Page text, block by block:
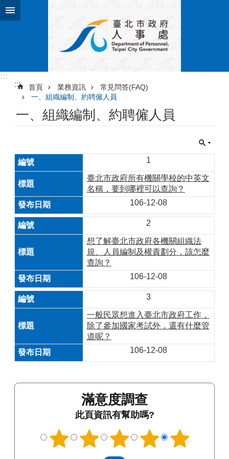
跳到主要內容區塊
:::
:::
首頁 業務資訊
常見問答(FAQ)
一、組織編制、約聘僱人員
一、組織編制、約聘僱人員
1
臺北市政府所有機關學校的中英文
名稱，要到哪裡可以查詢？
106-12-08
2
想了解臺北市政府各機關組織法
規、人員編制及權責劃分，該怎麼
查詢？
106-12-08
3
一般民眾想進入臺北市政府工作，
除了參加國家考試外，還有什麼管
道呢？
106-12-08
滿意度調查
此頁資訊有幫助嗎?